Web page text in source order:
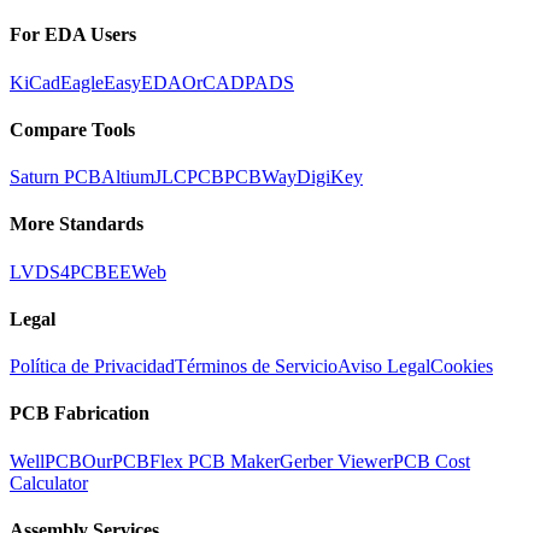
For EDA Users
KiCadEagleEasyEDAOrCADPADS
Compare Tools
Saturn PCBAltiumJLCPCBPCBWayDigiKey
More Standards
LVDS4PCBEEWeb
Legal
Política de PrivacidadTérminos de ServicioAviso LegalCookies
PCB Fabrication
WellPCBOurPCBFlex PCB MakerGerber ViewerPCB Cost
Calculator